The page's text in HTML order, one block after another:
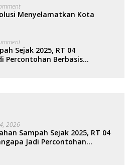
Menyelamatkan Kota
Sejak 2025, RT 04
Percontohan Berbasis
2026
Sampah Sejak 2025, RT 04
Jadi Percontohan